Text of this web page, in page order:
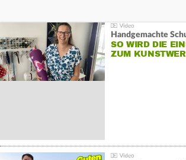
Handgemachte
SO WIRD DIE
ZUM